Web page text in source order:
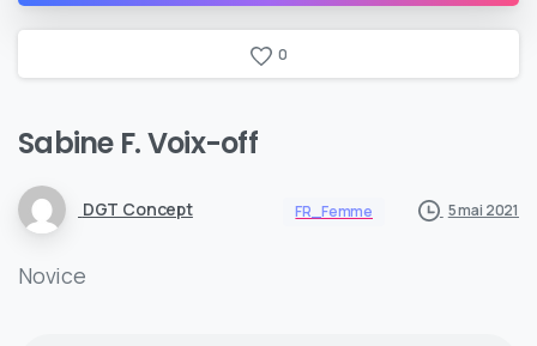
0
Sabine F. Voix-off
DGT Concept FR_Femme 5 mai 2021
Novice